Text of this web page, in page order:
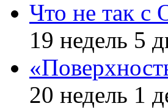
Что не так
19 недель 5
20 недель 1